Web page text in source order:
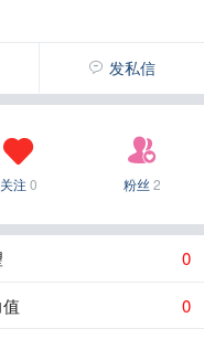
发私信
关注 0 粉丝 2
0
0